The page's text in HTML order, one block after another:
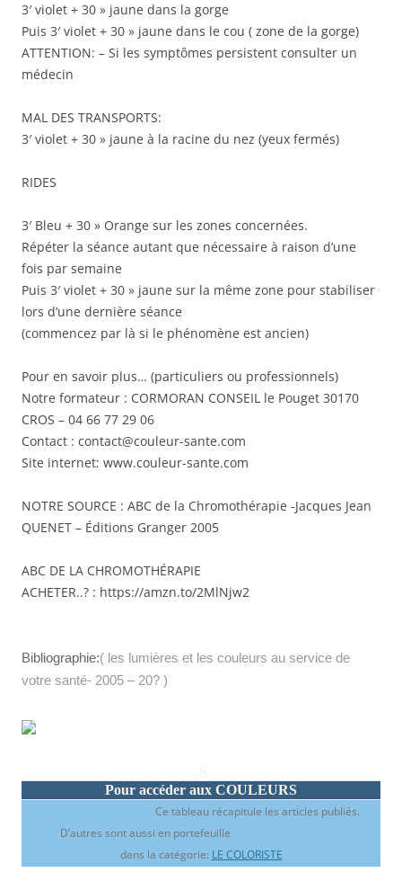
3′ violet + 30 » jaune dans la gorge
Puis 3′ violet + 30 » jaune dans le cou ( zone de la gorge)
ATTENTION: – Si les symptômes persistent consulter un
médecin
MAL DES TRANSPORTS:
3′ violet + 30 » jaune à la racine du nez (yeux fermés)
RIDES
3′ Bleu + 30 » Orange sur les zones concernées.
Répéter la séance autant que nécessaire à raison d’une
fois par semaine
Puis 3′ violet + 30 » jaune sur la même zone pour stabiliser
lors d’une dernière séance
(commencez par là si le phénomène est ancien)
Pour en savoir plus… (particuliers ou professionnels)
Notre formateur : CORMORAN CONSEIL le Pouget 30170
CROS – 04 66 77 29 06
Contact : contact@couleur-sante.com
Site internet: www.couleur-sante.com
NOTRE SOURCE : ABC de la Chromothérapie -Jacques Jean
QUENET – Éditions Granger 2005
ABC DE LA CHROMOTHÉRAPIE
ACHETER..? : https://amzn.to/2MlNjw2
Bibliographie:( les lumières et les couleurs au service de
votre santé- 2005 – 20? )
Pour accéder aux COULEURS
Ce tableau récapitule les articles publiés.
D’autres sont aussi en portefeuille
dans la catégorie: LE COLORISTE